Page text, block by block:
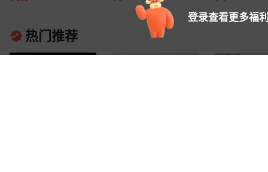
热门推荐
登录查看更多福